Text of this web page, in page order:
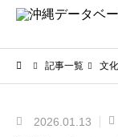
記事一覧 文化
2026.01.13